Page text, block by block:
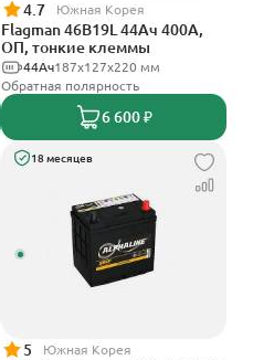
4.7 Южная Корея
Flagman 46B19L 44Ач 400А,
ОП, тонкие клеммы
187x127x220 мм
44Ач
Обратная полярность
6 600 ₽
18 месяцев
5 Южная Корея